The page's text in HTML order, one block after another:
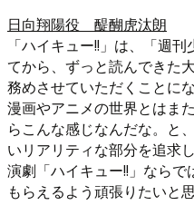
日向翔陽役 醍醐虎汰朗
「ハイキュー!!」は、「週
てから、ずっと読んできた
務めさせていただくことに
漫画やアニメの世界とはま
らこんな感じなんだな。と
いリアリティな部分を追求
演劇「ハイキュー!!」なら
もらえるよう頑張りたいと